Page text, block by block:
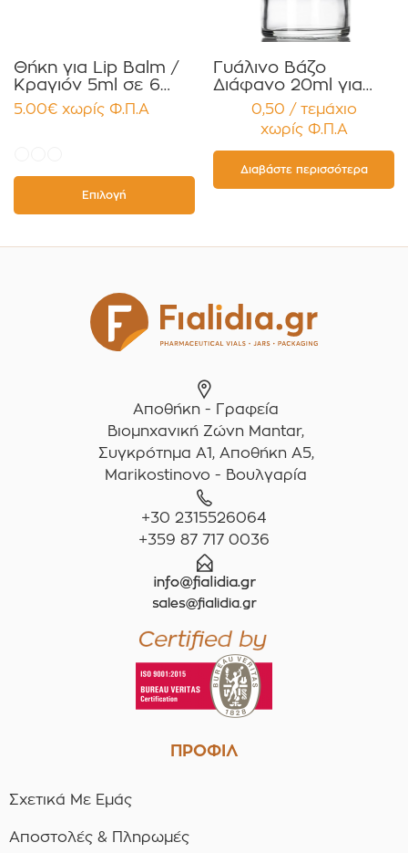
Θήκη για Lip Balm /
Κραγιόν 5ml σε 6
χρώματα Πακέτο
10τεμ.
5.00€ χωρίς Φ.Π.Α
Επιλογή
Γυάλινο Βάζο
Διάφανο 20ml για
Κρέμες και
Κηραλοιφές με
Μαύρο Γυαλιστερό
Καπάκι Παρέμβυσμα
Συσκευασία 12
τεμαχίων
0,50 / τεμάχιο
χωρίς Φ.Π.Α
Διαβάστε περισσότερα
Αποθήκη - Γραφεία
Βιομηχανική Ζώνη Mantar,
Συγκρότημα A1, Αποθήκη Α5,
Marikostinovo - Βουλγαρία
+30 2315526064
+359 87 717 0036
ΠΡΟΦΙΛ
Σχετικά Με Εμάς
Αποστολές & Πληρωμές